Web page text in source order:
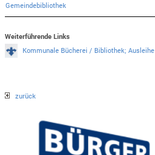
Gemeindebibliothek
Weiterführende Links
Kommunale Bücherei / Bibliothek; Ausleihe
zurück